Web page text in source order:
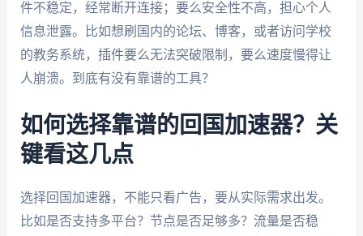
件不稳定，经常断开连接；要么安全性不高，担心个人
信息泄露。比如想刷国内的论坛、博客，或者访问学校
的教务系统，插件要么无法突破限制，要么速度慢得让
人崩溃。到底有没有靠谱的工具？
如何选择靠谱的回国加速器？关
键看这几点
选择回国加速器，不能只看广告，要从实际需求出发。
比如是否支持多平台？节点是否足够多？流量是否稳